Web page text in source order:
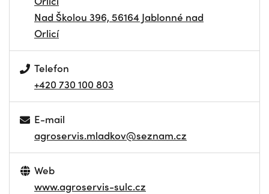
Nad Školou 396, 56164 Jablonné nad
Orlicí
Telefon
+420 730 100 803
E-mail
agroservis.mladkov@seznam.cz
Web
www.agroservis-sulc.cz